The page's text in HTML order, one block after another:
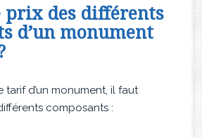
prix des différents
d’un monument
tarif d’un monument, il faut
composants :